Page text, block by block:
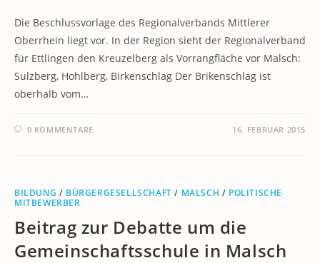
Die Beschlussvorlage des Regionalverbands Mittlerer
Oberrhein liegt vor. In der Region sieht der Regionalverband
für Ettlingen den Kreuzelberg als Vorrangfläche vor Malsch:
Sulzberg, Hohlberg, Birkenschlag Der Brikenschlag ist
oberhalb vom…
0 KOMMENTARE 16. FEBRUAR 2015
BILDUNG / BÜRGERGESELLSCHAFT / MALSCH / POLITISCHE
MITBEWERBER
Beitrag zur Debatte um die
Gemeinschaftsschule in Malsch